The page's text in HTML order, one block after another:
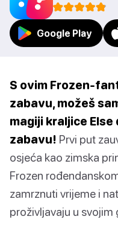
Google Play
S ovim Frozen-
zabavu, možeš
magiji kraljice
zabavu! Prvi put
osjeća kao zimska
Frozen
zamrznuti vrijeme i
proživljavaju u svojim